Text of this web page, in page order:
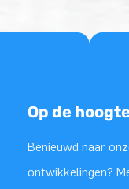
Op de
Benieuwd naar
ontwikkelingen?